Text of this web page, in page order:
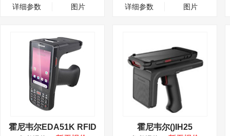
详细参数 图片 详细参数 图片
霍尼韦尔EDA51K RFID 霍尼韦尔()IH25